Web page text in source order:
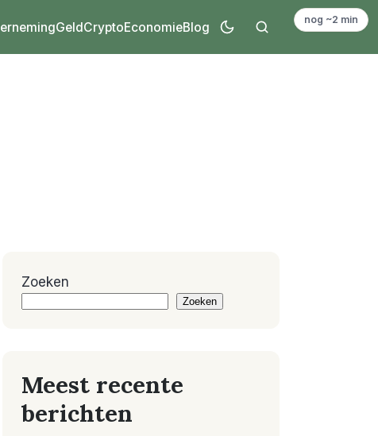
GeldCryptoEconomieBlog
Zoeken
Zoeken
Meest recente
berichten
nog ~2 min